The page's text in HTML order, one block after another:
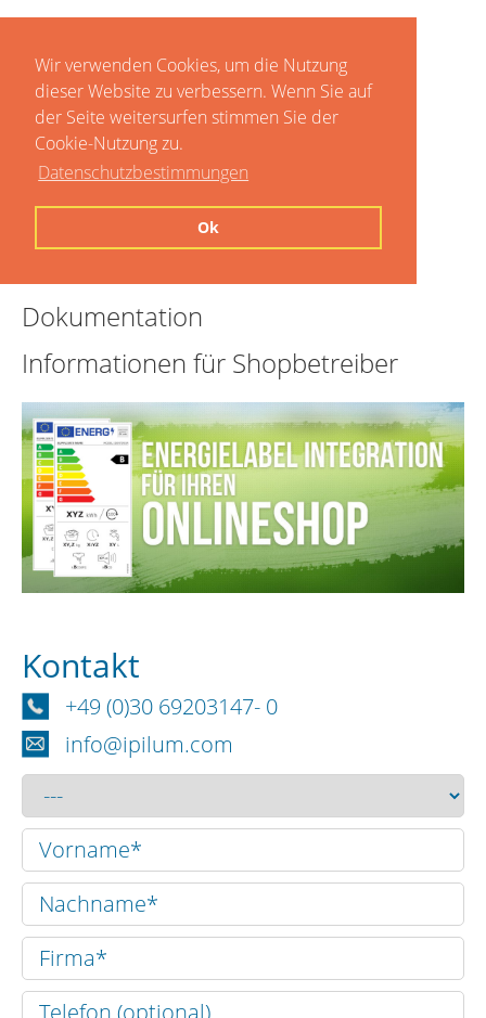
Wir verwenden Cookies, um die Nutzung
dieser Website zu verbessern. Wenn Sie auf
der Seite weitersurfen stimmen Sie der
Cookie-Nutzung zu.
Datenschutzbestimmungen
Ok
Dokumentation
Informationen für Shopbetreiber
Kontakt
+49 (0)30 69203147- 0
info@ipilum.com